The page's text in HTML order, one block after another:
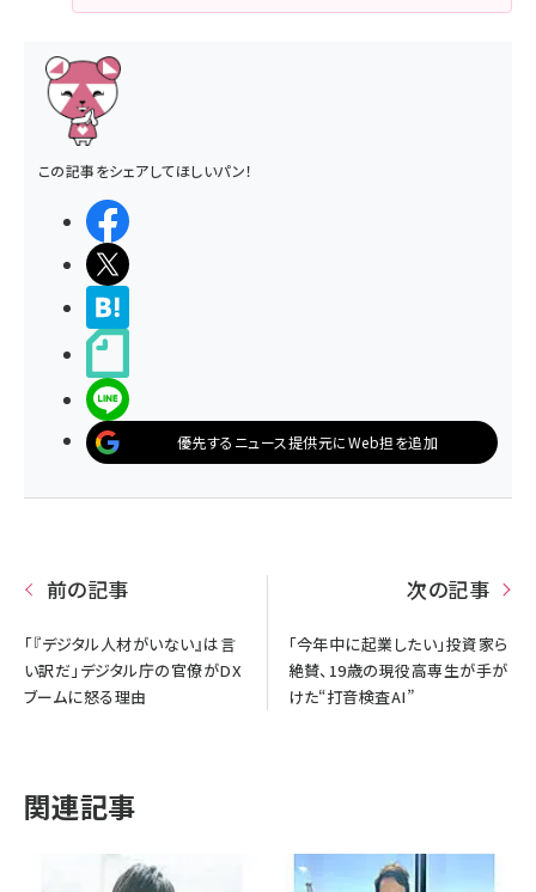
この記事をシェアしてほしいパン！
優先するニュース提供元にWeb担を追加
前の記事
「『デジタル人材がいない』は言
い訳だ」デジタル庁の官僚がDX
ブームに怒る理由
次の記事
「今年中に起業したい」投資家ら
絶賛、19歳の現役高専生が手が
けた“打音検査AI”
関連記事